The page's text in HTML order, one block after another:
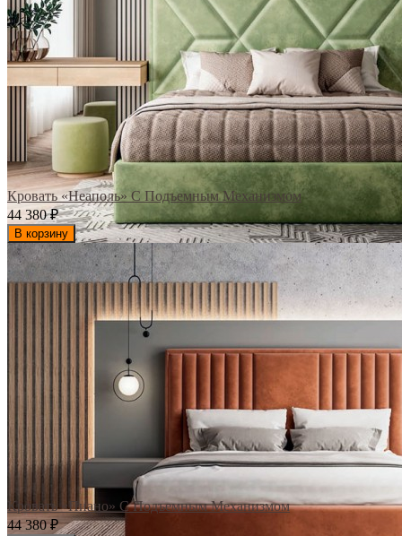
Кровать «Неаполь» С Подъемным Механизмом
44 380₽
В корзину
Кровать «Пиано» С Подъемным Механизмом
44 380₽